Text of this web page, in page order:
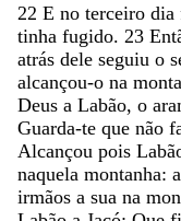
22 E no terceiro dia
tinha fugido. 23
atrás dele seguiu o
alcançou-o na
Deus a Labão, o
Guarda-te que não
Alcançou pois
naquela montanha:
irmãos a sua na